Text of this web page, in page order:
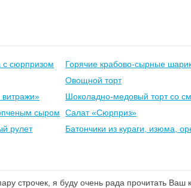
с сюрпризом
Горячие крабово-сырные
Овощной торт
Шоколадно-медовый торт со
сыром
Салат «Сюрприз»
рулет
Батончики из кураги, изюма,
строчек, я буду очень рада прочитать Ваш